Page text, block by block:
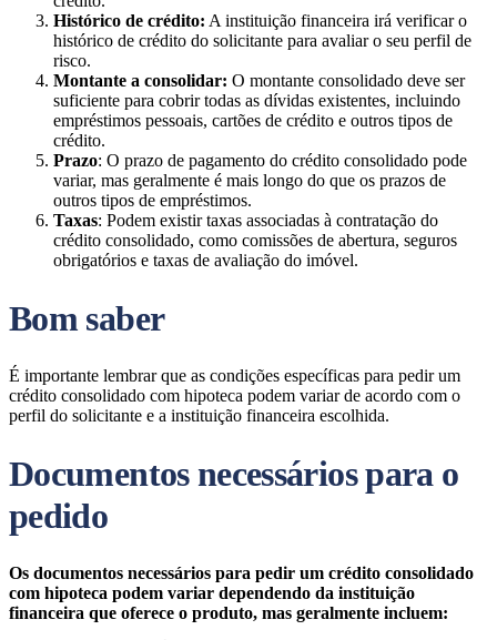
Histórico de crédito: A instituição financeira irá verificar o
histórico de crédito do solicitante para avaliar o seu perfil de
risco.
Montante a consolidar: O montante consolidado deve ser
suficiente para cobrir todas as dívidas existentes, incluindo
empréstimos pessoais, cartões de crédito e outros tipos de
crédito.
Prazo: O prazo de pagamento do crédito consolidado pode
variar, mas geralmente é mais longo do que os prazos de
outros tipos de empréstimos.
Taxas: Podem existir taxas associadas à contratação do
crédito consolidado, como comissões de abertura, seguros
obrigatórios e taxas de avaliação do imóvel.
Bom saber
É importante lembrar que as condições específicas para pedir um
crédito consolidado com hipoteca podem variar de acordo com o
perfil do solicitante e a instituição financeira escolhida.
Documentos necessários para o
pedido
Os documentos necessários para pedir um crédito consolidado
com hipoteca podem variar dependendo da instituição
financeira que oferece o produto, mas geralmente incluem: